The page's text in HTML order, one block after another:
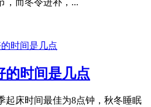
，而冬令进补，...
的时间是几点
起床时间最佳为8点钟，秋冬睡眠